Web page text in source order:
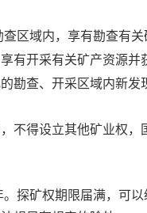
区域内，享有勘查有
有开采有关矿产资源并
勘查、开采区域内新
不得设立其他矿业权
探矿权期限届满，可